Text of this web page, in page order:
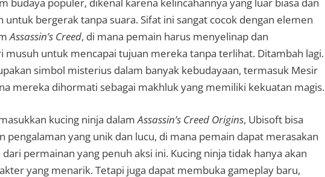
budaya populer, dikenal karena kelincahannya yang luar biasa dan
untuk bergerak tanpa suara. Sifat ini sangat cocok dengan elemen
Assassin’s Creed, di mana pemain harus menyelinap dan
musuh untuk mencapai tujuan mereka tanpa terlihat. Ditambah lagi.
simbol misterius dalam banyak kebudayaan, termasuk Mesir
mereka dihormati sebagai makhluk yang memiliki kekuatan magis.
kucing ninja dalamAssassin’s Creed Origins, Ubisoft bisa
pengalaman yang unik dan lucu, di mana pemain dapat merasakan
permainan yang penuh aksi ini. Kucing ninja tidak hanya akan
yang menarik. Tetapi juga dapat membuka gameplay baru,